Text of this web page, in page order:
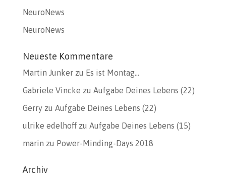
NeuroNews
NeuroNews
Neueste Kommentare
Martin Junkerzu Es ist Montag…
Gabriele Vincke zu Aufgabe Deines Lebens (22)
Gerryzu Aufgabe Deines Lebens (22)
ulrike edelhoffzu Aufgabe Deines Lebens (15)
marin zu Power-Minding-Days 2018
Archiv